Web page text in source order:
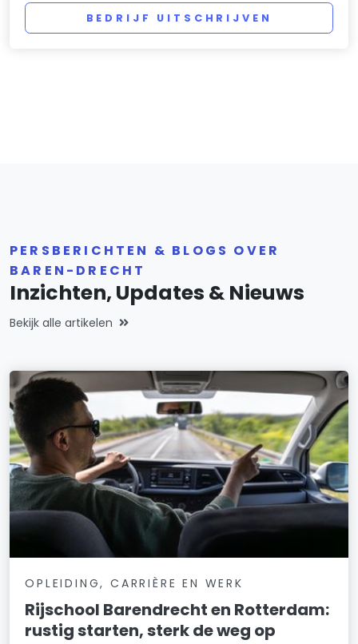
BEDRIJF UITSCHRIJVEN
PERSBERICHTEN & BLOGS OVER
BAREN-DRECHT
Inzichten, Updates & Nieuws
Bekijk alle artikelen
OPLEIDING, CARRIÈRE EN WERK
Rijschool Barendrecht en Rotterdam:
rustig starten, sterk de weg op